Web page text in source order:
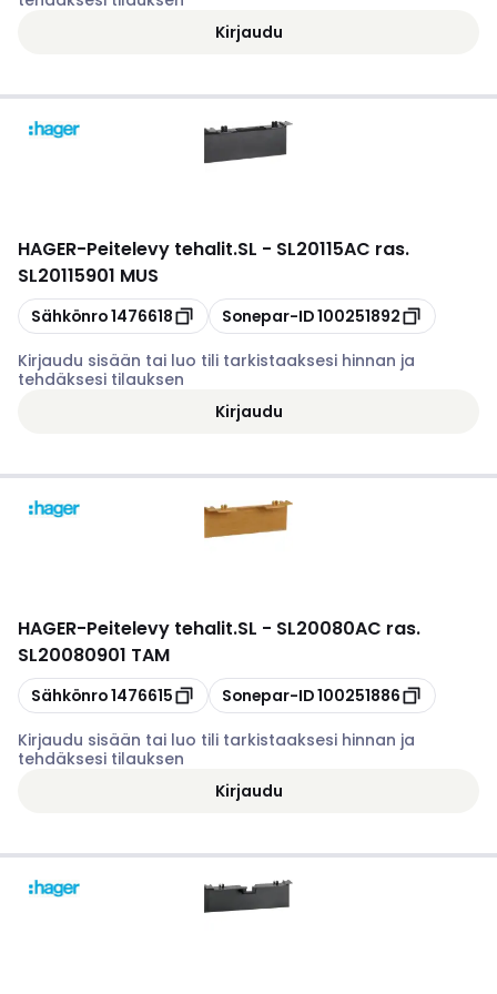
Kirjaudu
HAGER-Peitelevy tehalit.SL - SL20115AC ras.
SL20115901 MUS
Kopioi
Sähkönro1476618 Kopioi
Sonepar-ID100251892
Kirjaudu sisään tai luo tili tarkistaaksesi hinnan ja
tehdäksesi tilauksen
Kirjaudu
HAGER-Peitelevy tehalit.SL - SL20080AC ras.
SL20080901 TAM
Kopioi
Sähkönro1476615 Kopioi
Sonepar-ID100251886
Kirjaudu sisään tai luo tili tarkistaaksesi hinnan ja
tehdäksesi tilauksen
Kirjaudu